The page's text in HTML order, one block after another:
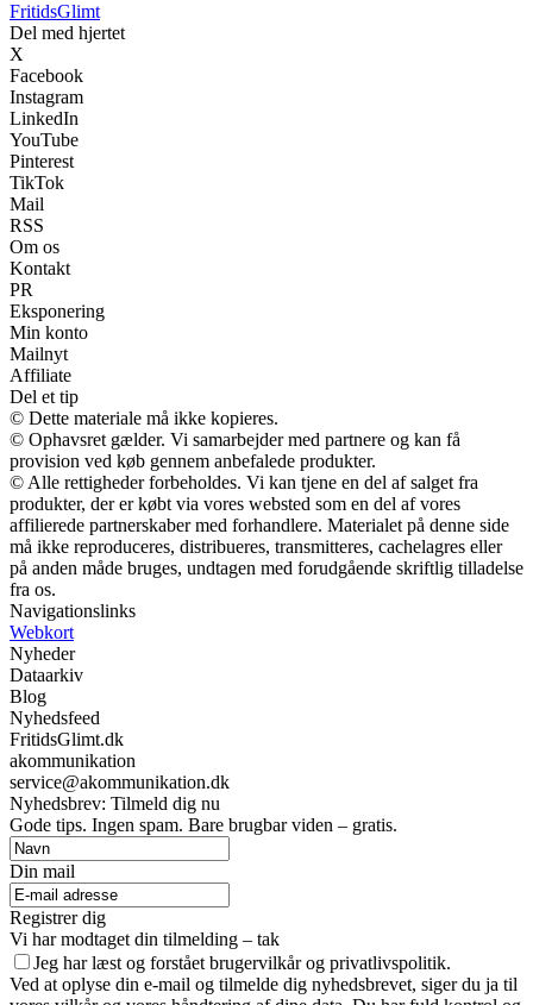
FritidsGlimt
Del med hjertet
X
Facebook
Instagram
LinkedIn
YouTube
Pinterest
TikTok
Mail
RSS
Om os
Kontakt
PR
Eksponering
Min konto
Mailnyt
Affiliate
Del et tip
© Dette materiale må ikke kopieres.
© Ophavsret gælder. Vi samarbejder med partnere og kan få
provision ved køb gennem anbefalede produkter.
© Alle rettigheder forbeholdes. Vi kan tjene en del af salget fra
produkter, der er købt via vores websted som en del af vores
affilierede partnerskaber med forhandlere. Materialet på denne side
må ikke reproduceres, distribueres, transmitteres, cachelagres eller
på anden måde bruges, undtagen med forudgående skriftlig tilladelse
fra os.
Navigationslinks
Webkort
Nyheder
Dataarkiv
Blog
Nyhedsfeed
FritidsGlimt.dk
akommunikation
service@akommunikation.dk
Nyhedsbrev: Tilmeld dig nu
Gode tips. Ingen spam. Bare brugbar viden – gratis.
Din mail
Registrer dig
Vi har modtaget din tilmelding – tak
Jeg har læst og forstået brugervilkår og privatlivspolitik.
Ved at oplyse din e-mail og tilmelde dig nyhedsbrevet, siger du ja til